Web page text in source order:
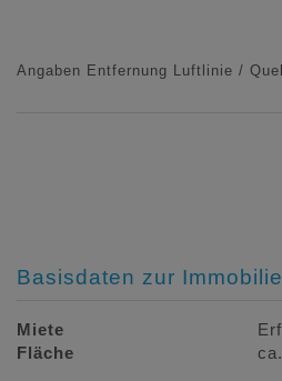
Angaben Entfernung Luftlinie /
Basisdaten zur Immobilie
Miete
Fläche